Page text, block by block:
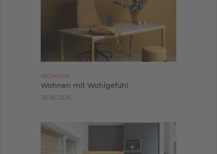
WOHNEN
Wohnen mit Wohlgefühl
30.06.2026